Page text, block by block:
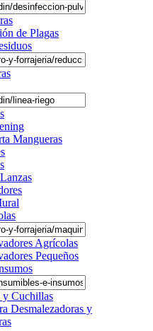
de Plagas
Mangueras
Agrícolas
Pequeños
y Cuchillas
Desmalezadoras y